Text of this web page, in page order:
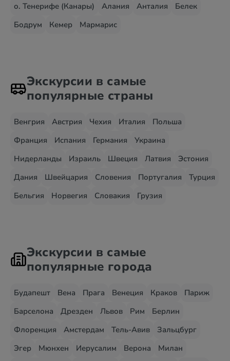
о. Тенерифе (Канары)
Алания Анталия
Белек
Бодрум
Кемер Мармарис
Экскурсии в самые
популярные страны
Венгрия Австрия Чехия Италия
Польша
Франция
Испания Германия
Украина
Нидерланды
Израиль Швеция Латвия
Эстония
Дания
Швейцария Словения Португалия
Турция
Бельгия
Норвегия Словакия Грузия
Экскурсии в самые
популярные города
Будапешт Вена Прага Венеция Краков
Париж
Барселона
Дрезден Львов Рим
Берлин
Флоренция
Амстердам Тель-Авив
Зальцбург
Эгер
Мюнхен Иерусалим Верона
Милан